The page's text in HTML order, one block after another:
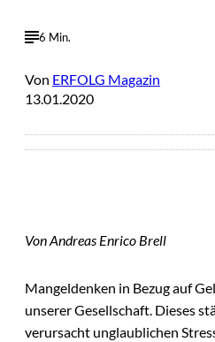
6 Min.
Von ERFOLG Magazin
13.01.2020
Von Andreas Enrico Brell
Mangeldenken in Bezug auf
unserer Gesellschaft. Dieses
verursacht unglaublichen